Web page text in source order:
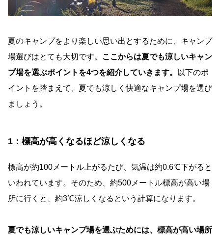
夏のキャンプをより楽しい思い出とするために、キャンプ
場選びはとても大切です。 ここからは夏でも涼しいキャン
プ場を選ぶポイントを4つを紹介していきます。
以下のポ
イントを踏まえて、夏でも涼しく快適なキャンプ場を選び
ましょう。
1：標高が高くなるほど涼しくなる
標高が約100メートル上がるたび、気温は約0.6℃下がると
いわれています。そのため、約500メートル標高が高い場
所に行くと、約3℃涼しくなるという計算になります。
夏でも涼しいキャンプ場を選ぶためには、標高が高い場所